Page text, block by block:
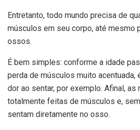
Entretanto, todo mundo precisa de
músculos em seu corpo, até mesmo
ossos.
É bem simples: conforme a idade
perda de músculos muito acentuada,
dor ao sentar, por exemplo. Afinal, as
totalmente feitas de músculos e,
sentam diretamente no osso.